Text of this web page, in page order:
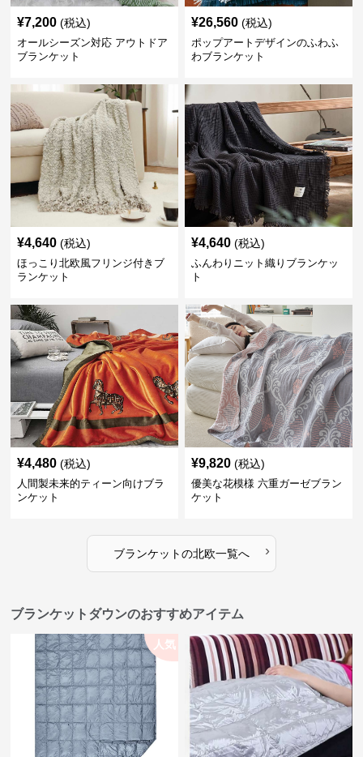
¥7,200 (税込)
オールシーズン対応 アウトドア
ブランケット
¥26,560 (税込)
ポップアートデザインのふわふ
わブランケット
¥4,640 (税込)
ほっこり北欧風フリンジ付きブ
ランケット
¥4,640 (税込)
ふんわりニット織りブランケッ
ト
¥4,480 (税込)
人間製未来的ティーン向けブラ
ンケット
¥9,820 (税込)
優美な花模様 六重ガーゼブラン
ケット
ブランケットの北欧一覧へ ›
ブランケットダウンのおすすめアイテム
人気